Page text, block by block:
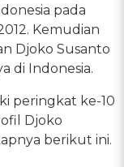
pada
Kemudian
Djoko Susanto
di Indonesia.
peringkat ke-10
Djoko
berikut ini.